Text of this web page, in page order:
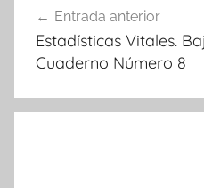
de
entradas
Entrada anterior
Estadísticas Vitales.
Cuaderno Número 8